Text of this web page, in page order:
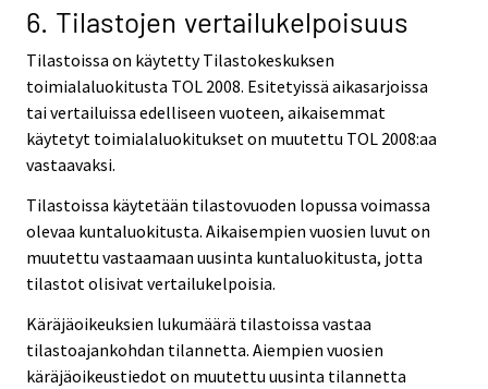
6. Tilastojen vertailukelpoisuus
Tilastoissa on käytetty Tilastokeskuksen
toimialaluokitusta TOL 2008. Esitetyissä aikasarjoissa
tai vertailuissa edelliseen vuoteen, aikaisemmat
käytetyt toimialaluokitukset on muutettu TOL 2008:aa
vastaavaksi.
Tilastoissa käytetään tilastovuoden lopussa voimassa
olevaa kuntaluokitusta. Aikaisempien vuosien luvut on
muutettu vastaamaan uusinta kuntaluokitusta, jotta
tilastot olisivat vertailukelpoisia.
Käräjäoikeuksien lukumäärä tilastoissa vastaa
tilastoajankohdan tilannetta. Aiempien vuosien
käräjäoikeustiedot on muutettu uusinta tilannetta